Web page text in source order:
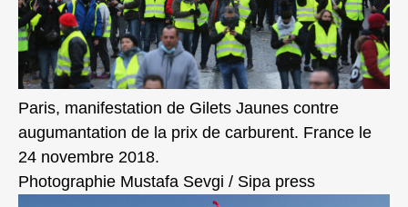
Paris, manifestation de Gilets Jaunes contre
augumantation de la prix de carburent. France le
24 novembre 2018.
Photographie Mustafa Sevgi / Sipa press